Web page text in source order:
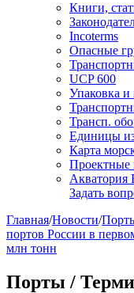
Книги,
Incoterms
Опасные
UCP 600
Упаковка и
Трансп.
Единицы
Карта
Проектные
Акватория
Задать
Главная/Новости/
портов России в
млн тонн
Порты /